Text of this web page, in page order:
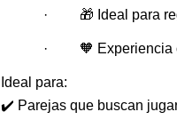
·         🎁 Ideal
·         🧡
Ideal para:
✔️ Parejas que buscan